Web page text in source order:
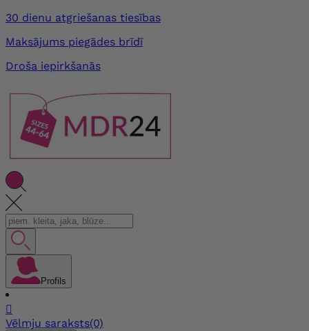
30 dienu atgriešanas tiesības
Maksājums piegādes brīdī
Droša iepirkšanās
Profils

Vēlmju saraksts(0)